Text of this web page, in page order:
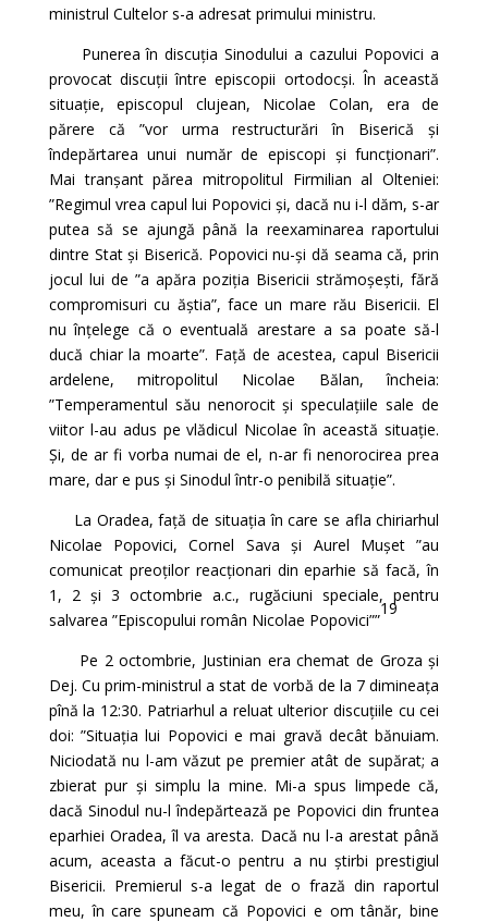
ministrul Cultelor s-a adresat primului ministru.
Punerea în discuția Sinodului a cazului Popovici a
provocat discuții între episcopii ortodocși. În această
situație, episcopul clujean, Nicolae Colan, era de
părere că ”vor urma restructurări în Biserică și
îndepărtarea unui număr de episcopi și funcționari”.
Mai tranșant părea mitropolitul Firmilian al Olteniei:
”Regimul vrea capul lui Popovici și, dacă nu i-l dăm, s-ar
putea să se ajungă până la reexaminarea raportului
dintre Stat și Biserică. Popovici nu-și dă seama că, prin
jocul lui de ”a apăra poziția Bisericii strămoșești, fără
compromisuri cu ăștia”, face un mare rău Bisericii. El
nu înțelege că o eventuală arestare a sa poate să-l
ducă chiar la moarte”. Față de acestea, capul Bisericii
ardelene, mitropolitul Nicolae Bălan, încheia:
”Temperamentul său nenorocit și speculațiile sale de
viitor l-au adus pe vlădicul Nicolae în această situație.
Și, de ar fi vorba numai de el, n-ar fi nenorocirea prea
mare, dar e pus și Sinodul într-o penibilă situație”.
La Oradea, față de situația în care se afla chiriarhul
Nicolae Popovici, Cornel Sava și Aurel Mușet ”au
comunicat preoților reacționari din eparhie să facă, în
1, 2 și 3 octombrie a.c., rugăciuni speciale, pentru
salvarea ”Episcopului român Nicolae Popovici””
19
Pe 2 octombrie, Justinian era chemat de Groza și
Dej. Cu prim-ministrul a stat de vorbă de la 7 dimineața
pînă la 12:30. Patriarhul a reluat ulterior discuțiile cu cei
doi: ”Situația lui Popovici e mai gravă decât bănuiam.
Niciodată nu l-am văzut pe premier atât de supărat; a
zbierat pur și simplu la mine. Mi-a spus limpede că,
dacă Sinodul nu-l îndepărtează pe Popovici din fruntea
eparhiei Oradea, îl va aresta. Dacă nu l-a arestat până
acum, aceasta a făcut-o pentru a nu știrbi prestigiul
Bisericii. Premierul s-a legat de o frază din raportul
meu, în care spuneam că Popovici e om tânăr, bine